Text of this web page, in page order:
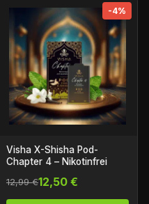
-4%
Visha X-Shisha Pod-
Chapter 4 – Nikotinfrei
12,99 €12,50 €